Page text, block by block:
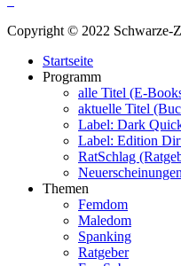
Copyright © 2022 Schwarze-
Startseite
Programm
alle Titel (E-
aktuelle Titel
Label: Dark
Label: Edition
RatSchlag
Themen
Femdom
Maledom
Spanking
Ratgeber